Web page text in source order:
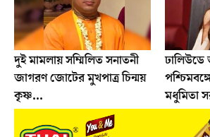
দুই মামলায় সম্মিলিত সনাতনী
জাগরণ জোটের মুখপাত্র চিন্ময়
কৃষ্ণ...
মধুমিতা